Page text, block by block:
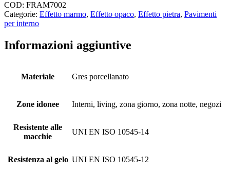
COD: FRAM7002
Categorie: Effetto marmo, Effetto opaco, Effetto pietra, Pavimenti
per interno
Informazioni aggiuntive
Materiale Gres porcellanato
Zone idonee Interni, living, zona giorno, zona notte, negozi
Resistente alle
macchie
UNI EN ISO 10545-14
Resistenza al gelo UNI EN ISO 10545-12